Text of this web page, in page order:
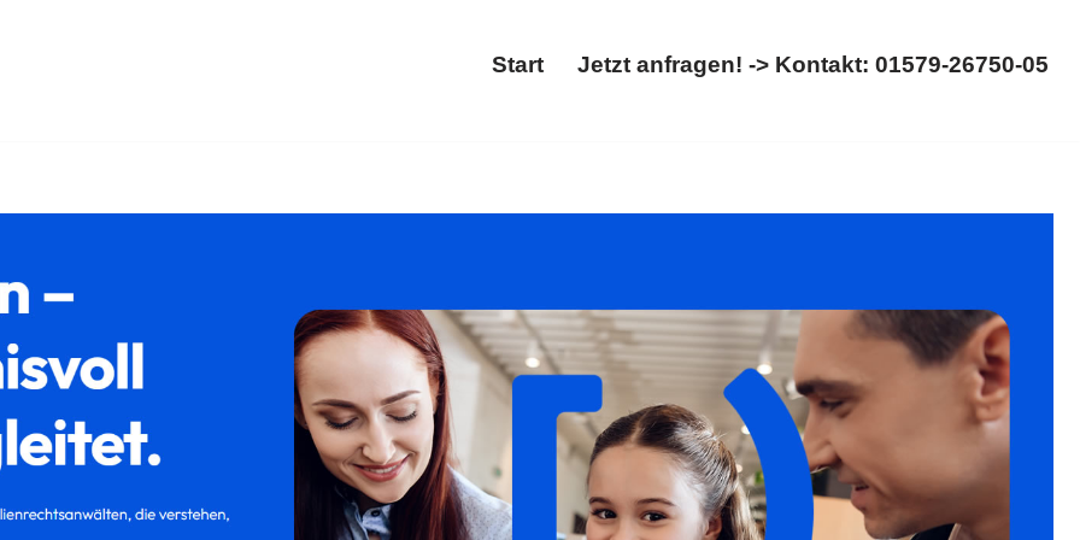
Start Jetzt anfragen! -> Kontakt: 01579-26750-05
Treten Sie in Kontakt mit uns ✉.